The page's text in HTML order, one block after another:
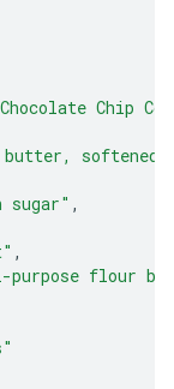
Chip
softened"
sugar" ,
,
flour